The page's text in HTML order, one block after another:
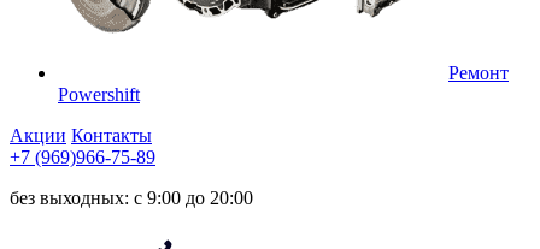
Ремонт
Powershift
Акции Контакты
+7 (969)966-75-89
без выходных: с 9:00 до 20:00